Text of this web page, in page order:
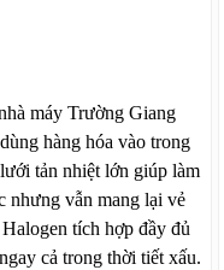
máy Trường Giang
hàng hóa vào trong
tản nhiệt lớn giúp làm
nhưng vẫn mang lại vẻ
tích hợp đầy đủ
cả trong thời tiết xấu.